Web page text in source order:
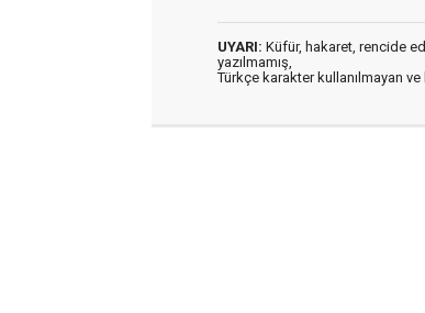
UYARI: Küfür, hakaret, rencide
yazılmamış,
Türkçe karakter kullanılmayan